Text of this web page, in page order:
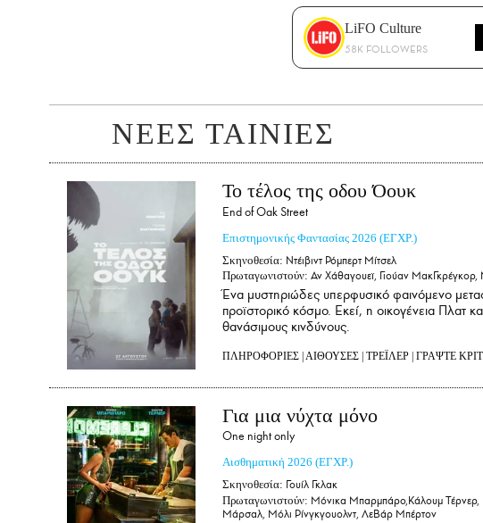
LiFO Culture
58K FOLLOWERS
ΝΕΕΣ ΤΑΙΝΙΕΣ
Το τέλος της οδου Όουκ
End of Oak Street
Επιστημονικής Φαντασίας 2026 (ΕΓΧΡ.)
Σκηνοθεσία: Ντέιβιντ Ρόμπερτ Μίτσελ
Πρωταγωνιστούν: Αν Χάθαγουεϊ, Γιούαν ΜακΓκρέγκορ,
Ένα μυστηριώδες υπερφυσικό φαινόμενο
προϊστορικό κόσμο. Εκεί, η οικογένεια Πλατ
θανάσιμους κινδύνους.
ΠΛΗΡΟΦΟΡΙΕΣ ΑΙΘΟΥΣΕΣ ΤΡΕΪΛΕΡ ΓΡΑΨΤΕ
Για μια νύχτα μόνο
One night only
Αισθηματική 2026 (ΕΓΧΡ.)
Σκηνοθεσία: Γουίλ Γκλακ
Πρωταγωνιστούν: Μόνικα Μπαρμπάρο,Κάλουμ Τέρνερ,
Μάρσαλ, Μόλι Ρίνγκγουολντ, ΛεΒάρ Μπέρτον